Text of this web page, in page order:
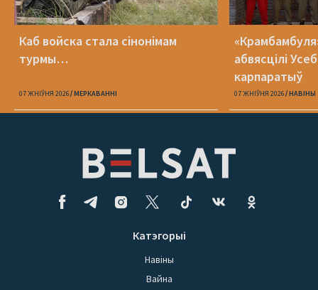
Каб войска стала сінонімам
турмы…
07 ЖНІЎНЯ 2026 МЕРКАВАННI
абвясцілі
карпаратыў
07 ЖНІЎНЯ 2026 НАВІНЫ
Катэгорыі
Навіны
Вайна